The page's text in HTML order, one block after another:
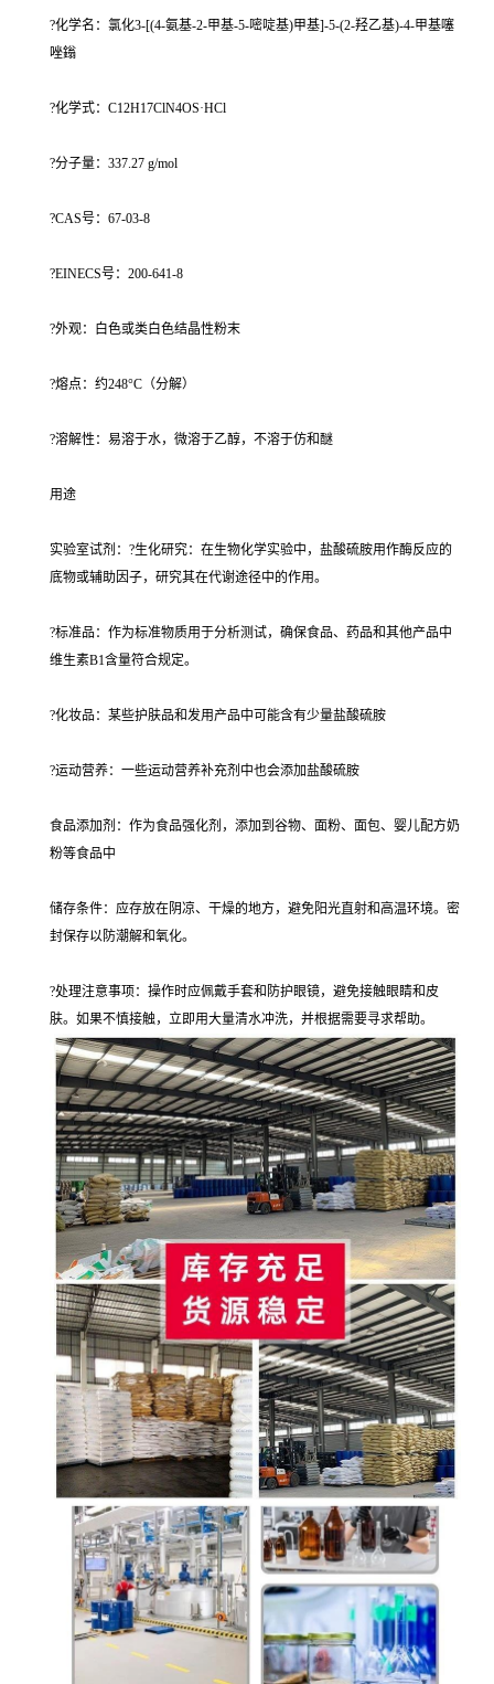
?化学名：氯化3-[(4-氨基-2-甲基-5-嘧啶基)甲基]-5-(2-羟乙基)-4-甲基噻
唑鎓
?化学式：C12H17ClN4OS·HCl
?分子量：337.27 g/mol
?CAS号：67-03-8
?EINECS号：200-641-8
?外观：白色或类白色结晶性粉末
?熔点：约248°C（分解）
?溶解性：易溶于水，微溶于乙醇，不溶于仿和醚
用途
实验室试剂：?生化研究：在生物化学实验中，盐酸硫胺用作酶反应的
底物或辅助因子，研究其在代谢途径中的作用。
?标准品：作为标准物质用于分析测试，确保食品、药品和其他产品中
维生素B1含量符合规定。
?化妆品：某些护肤品和发用产品中可能含有少量盐酸硫胺
?运动营养：一些运动营养补充剂中也会添加盐酸硫胺
食品添加剂：作为食品强化剂，添加到谷物、面粉、面包、婴儿配方奶
粉等食品中
储存条件：应存放在阴凉、干燥的地方，避免阳光直射和高温环境。密
封保存以防潮解和氧化。
?处理注意事项：操作时应佩戴手套和防护眼镜，避免接触眼睛和皮
肤。如果不慎接触，立即用大量清水冲洗，并根据需要寻求帮助。